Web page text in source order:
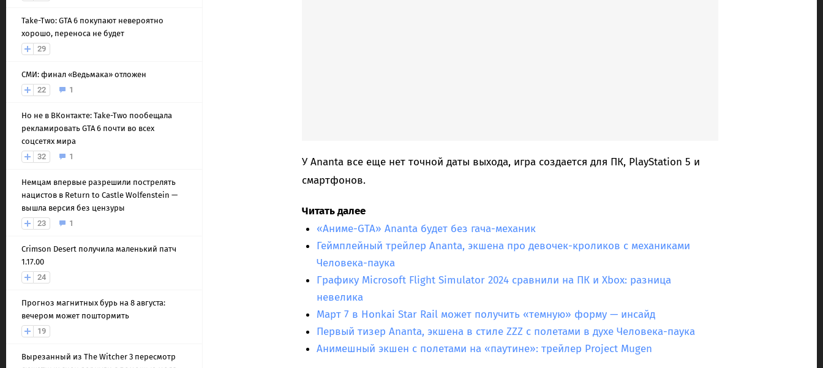
Take-Two: GTA 6 покупают невероятно
хорошо, переноса не будет
29
СМИ: финал «Ведьмака» отложен
22
1
Но не в ВКонтакте: Take-Two пообещала
рекламировать GTA 6 почти во всех
соцсетях мира
32
1
Немцам впервые разрешили пострелять
нацистов в Return to Castle Wolfenstein —
вышла версия без цензуры
23
1
Crimson Desert получила маленький патч
1.17.00
24
Прогноз магнитных бурь на 8 августа:
вечером может поштормить
19
Вырезанный из The Witcher 3 пересмотр
У Ananta все еще нет точной даты выхода, игра создается для ПК, PlayStation 5 и
смартфонов.
Читать далее
«Аниме-GTA» Ananta будет без гача-механик
Геймплейный трейлер Ananta, экшена про девочек-кроликов с механиками
Человека-паука
Графику Microsoft Flight Simulator 2024 сравнили на ПК и Xbox: разница
невелика
Март 7 в Honkai Star Rail может получить «темную» форму — инсайд
Первый тизер Ananta, экшена в стиле ZZZ с полетами в духе Человека-паука
Анимешный экшен с полетами на «паутине»: трейлер Project Mugen